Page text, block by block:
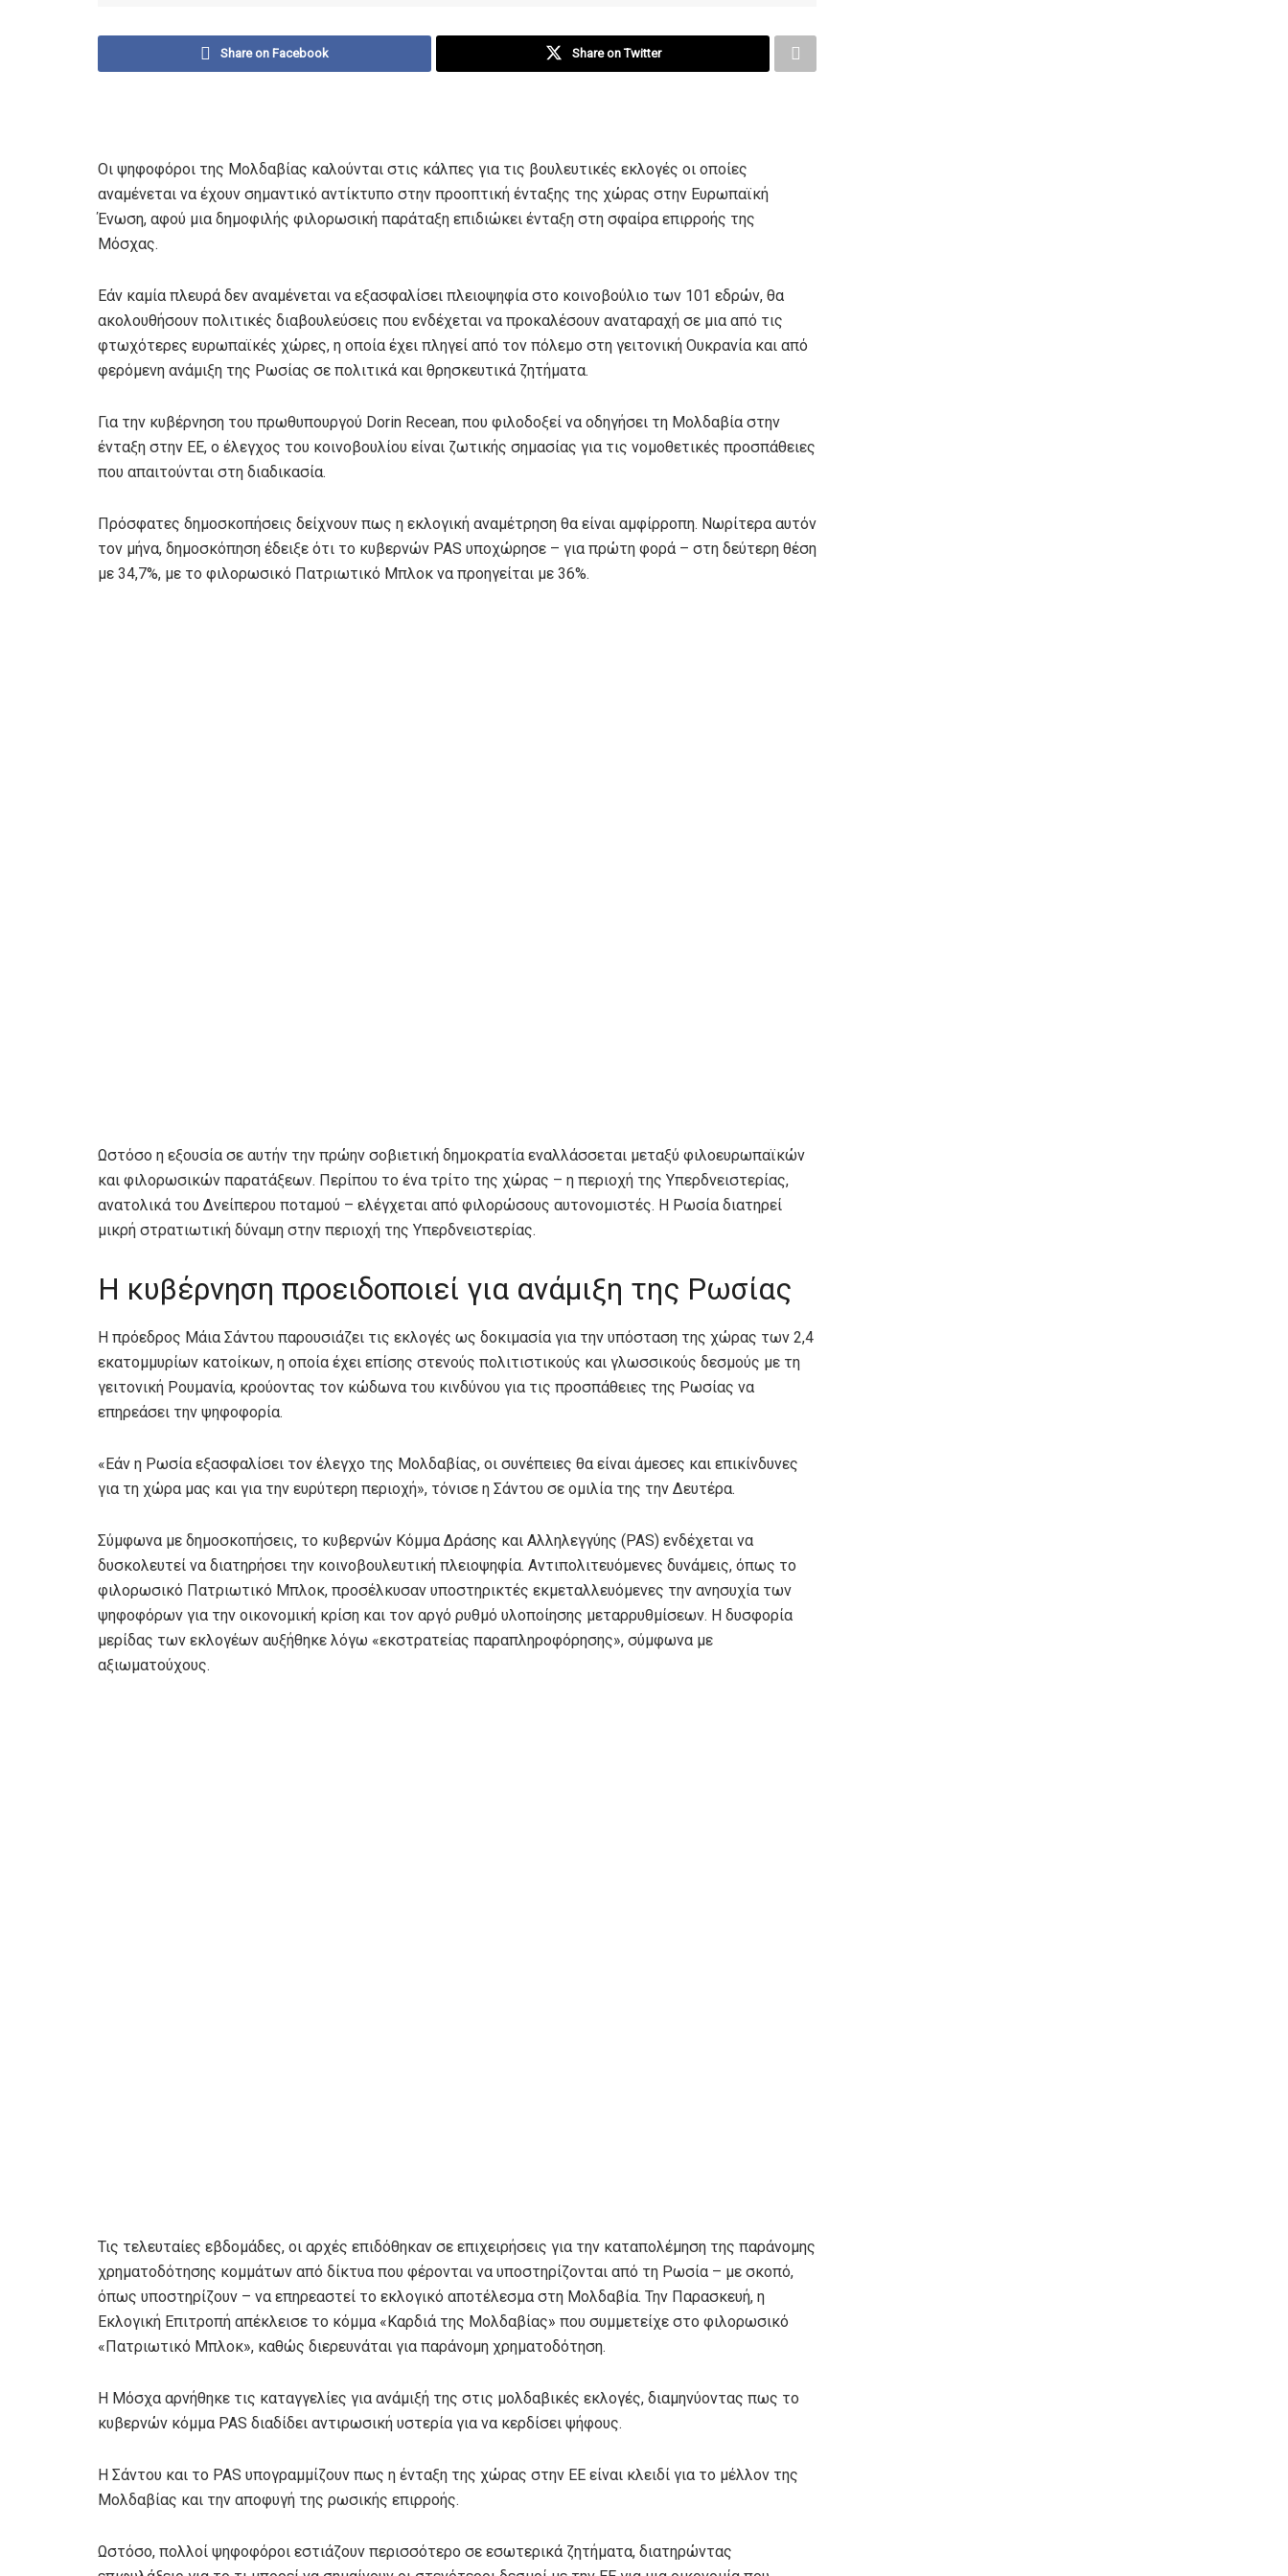
Share on Facebook Share on Twitter
Οι ψηφοφόροι της Μολδαβίας καλούνται στις κάλπες για τις βουλευτικές εκλογές οι οποίες
αναμένεται να έχουν σημαντικό αντίκτυπο στην προοπτική ένταξης της χώρας στην Ευρωπαϊκή
Ένωση, αφού μια δημοφιλής φιλορωσική παράταξη επιδιώκει ένταξη στη σφαίρα επιρροής της
Μόσχας.
Εάν καμία πλευρά δεν αναμένεται να εξασφαλίσει πλειοψηφία στο κοινοβούλιο των 101 εδρών, θα
ακολουθήσουν πολιτικές διαβουλεύσεις που ενδέχεται να προκαλέσουν αναταραχή σε μια από τις
φτωχότερες ευρωπαϊκές χώρες, η οποία έχει πληγεί από τον πόλεμο στη γειτονική Ουκρανία και από
φερόμενη ανάμιξη της Ρωσίας σε πολιτικά και θρησκευτικά ζητήματα.
Για την κυβέρνηση του πρωθυπουργού Dorin Recean, που φιλοδοξεί να οδηγήσει τη Μολδαβία στην
ένταξη στην ΕΕ, ο έλεγχος του κοινοβουλίου είναι ζωτικής σημασίας για τις νομοθετικές προσπάθειες
που απαιτούνται στη διαδικασία.
Πρόσφατες δημοσκοπήσεις δείχνουν πως η εκλογική αναμέτρηση θα είναι αμφίρροπη. Νωρίτερα αυτόν
τον μήνα, δημοσκόπηση έδειξε ότι το κυβερνών PAS υποχώρησε – για πρώτη φορά – στη δεύτερη θέση
με 34,7%, με το φιλορωσικό Πατριωτικό Μπλοκ να προηγείται με 36%.
Ωστόσο η εξουσία σε αυτήν την πρώην σοβιετική δημοκρατία εναλλάσσεται μεταξύ φιλοευρωπαϊκών
και φιλορωσικών παρατάξεων. Περίπου το ένα τρίτο της χώρας – η περιοχή της Υπερδνειστερίας,
ανατολικά του Δνείπερου ποταμού – ελέγχεται από φιλορώσους αυτονομιστές. Η Ρωσία διατηρεί
μικρή στρατιωτική δύναμη στην περιοχή της Υπερδνειστερίας.
Η κυβέρνηση προειδοποιεί για ανάμιξη της Ρωσίας
Η πρόεδρος Μάια Σάντου παρουσιάζει τις εκλογές ως δοκιμασία για την υπόσταση της χώρας των 2,4
εκατομμυρίων κατοίκων, η οποία έχει επίσης στενούς πολιτιστικούς και γλωσσικούς δεσμούς με τη
γειτονική Ρουμανία, κρούοντας τον κώδωνα του κινδύνου για τις προσπάθειες της Ρωσίας να
επηρεάσει την ψηφοφορία.
«Εάν η Ρωσία εξασφαλίσει τον έλεγχο της Μολδαβίας, οι συνέπειες θα είναι άμεσες και επικίνδυνες
για τη χώρα μας και για την ευρύτερη περιοχή», τόνισε η Σάντου σε ομιλία της την Δευτέρα.
Σύμφωνα με δημοσκοπήσεις, το κυβερνών Κόμμα Δράσης και Αλληλεγγύης (PAS) ενδέχεται να
δυσκολευτεί να διατηρήσει την κοινοβουλευτική πλειοψηφία. Αντιπολιτευόμενες δυνάμεις, όπως το
φιλορωσικό Πατριωτικό Μπλοκ, προσέλκυσαν υποστηρικτές εκμεταλλευόμενες την ανησυχία των
ψηφοφόρων για την οικονομική κρίση και τον αργό ρυθμό υλοποίησης μεταρρυθμίσεων. Η δυσφορία
μερίδας των εκλογέων αυξήθηκε λόγω «εκστρατείας παραπληροφόρησης», σύμφωνα με
αξιωματούχους.
Τις τελευταίες εβδομάδες, οι αρχές επιδόθηκαν σε επιχειρήσεις για την καταπολέμηση της παράνομης
χρηματοδότησης κομμάτων από δίκτυα που φέρονται να υποστηρίζονται από τη Ρωσία – με σκοπό,
όπως υποστηρίζουν – να επηρεαστεί το εκλογικό αποτέλεσμα στη Μολδαβία. Την Παρασκευή, η
Εκλογική Επιτροπή απέκλεισε το κόμμα «Καρδιά της Μολδαβίας» που συμμετείχε στο φιλορωσικό
«Πατριωτικό Μπλοκ», καθώς διερευνάται για παράνομη χρηματοδότηση.
Η Μόσχα αρνήθηκε τις καταγγελίες για ανάμιξή της στις μολδαβικές εκλογές, διαμηνύοντας πως το
κυβερνών κόμμα PAS διαδίδει αντιρωσική υστερία για να κερδίσει ψήφους.
Η Σάντου και το PAS υπογραμμίζουν πως η ένταξη της χώρας στην ΕΕ είναι κλειδί για το μέλλον της
Μολδαβίας και την αποφυγή της ρωσικής επιρροής.
Ωστόσο, πολλοί ψηφοφόροι εστιάζουν περισσότερο σε εσωτερικά ζητήματα, διατηρώντας